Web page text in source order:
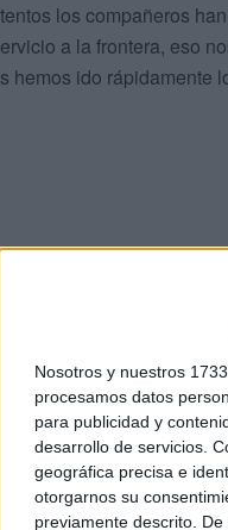
Nosotros y nuestros 1733
procesamos datos
para publicidad y
desarrollo de servicios.
geográfica precisa e
otorgarnos su
previamente descrito.
los compañeros
a la frontera, eso
hemos ido rápidamente
funciona por
en la ciudad